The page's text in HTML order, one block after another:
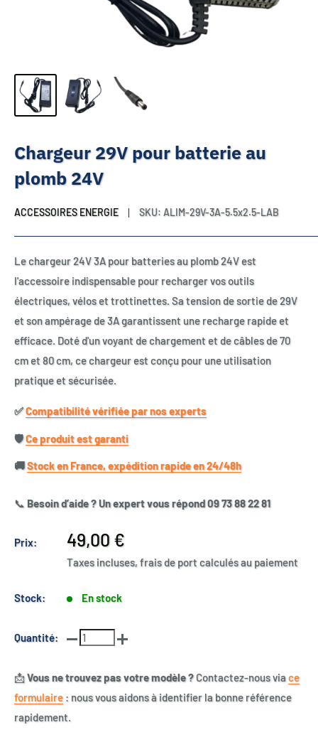
Chargeur 29V pour batterie au
plomb 24V
ACCESSOIRES ENERGIE SKU: ALIM-29V-3A-5.5x2.5-LAB
Le chargeur 24V 3A pour batteries au plomb 24V est
l'accessoire indispensable pour recharger vos outils
électriques, vélos et trottinettes. Sa tension de sortie de 29V
et son ampérage de 3A garantissent une recharge rapide et
efficace. Doté d'un voyant de chargement et de câbles de 70
cm et 80 cm, ce chargeur est conçu pour une utilisation
pratique et sécurisée.
✅​Compatibilité vérifiée par nos experts
🛡️​Ce produit est garanti
🚚​Stock en France, expédition rapide en 24/48h
📞 Besoin d’aide ? Un expert vous répond 09 73 88 22 81
Prix:
Prix
réduit
49,00 €
Taxes incluses, frais de port calculés au paiement
Stock: En stock
Quantité:
📩Vous ne trouvez pas votre modèle ?Contactez-nous viace
formulaire : nous vous aidons à identifier la bonne référence
rapidement.